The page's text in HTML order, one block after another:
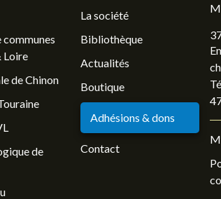
communes
Loire
de Chinon
de
La société
Bibliothèque
Actualités
Boutique
Adhésions & dons
Contact